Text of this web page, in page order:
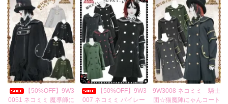
【50%OFF】9W3
0051 ネコミミ 魔導師に
【50%OFF】9W3
007 ネコミミ パイレー
9W3008 ネコミミ 騎士
団☆猫魔陣にゃんコート